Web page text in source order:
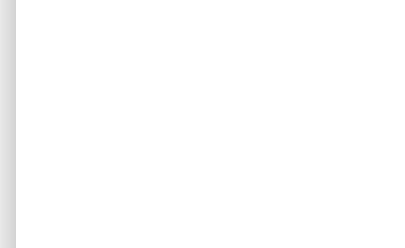
BF 2.3 on väikseim vabakäiguga
lülitamata. Kasutades gaasirulli, saate täpselt reguleerida
BF 2.3 on kergeim 3 hj mootor, millel
sisseehitatud 1-liitrine kütusepaak ning mootorit on